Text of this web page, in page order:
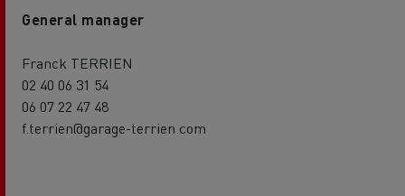
General manager
Franck TERRIEN
02 40 06 31 54
06 07 22 47 48
f.terrien@garage-terrien.com